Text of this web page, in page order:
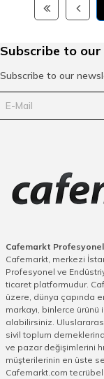
Subscribe to
Subscribe to our
Cafemarkt
Cafemarkt, merkezi
Profesyonel ve
ticaret platformudur.
üzere, dünya çapında
markayı, binlerce ürünü
alabilirsiniz.
sivil toplum
ve pazar değişimlerini
müşterilerinin en üste
Cafemarkt.com